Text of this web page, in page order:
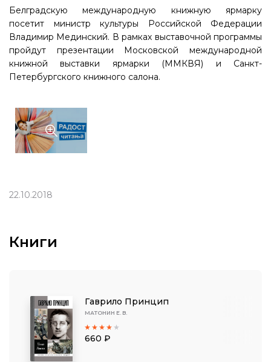
Белградскую международную книжную ярмарку
посетит министр культуры Российской Федерации
Владимир Мединский. В рамках выставочной программы
пройдут презентации Московской международной
книжной выставки ярмарки (ММКВЯ) и Санкт-
Петербургского книжного салона.
22.10.2018
Книги
Гаврило Принцип
МАТОНИН Е. В.
660 ₽